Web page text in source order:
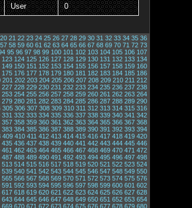
User 0
20 21 22 23 24 25 26 27 28 29 30 31 32 33 34 35 36
57 58 59 60 61 62 63 64 65 66 67 68 69 70 71 72 73
95 96 97 98 99 100 101 102 103 104 105 106 107
123 124 125 126 127 128 129 130 131 132 133 134
149 150 151 152 153 154 155 156 157 158 159 160
175 176 177 178 179 180 181 182 183 184 185 186
201 202 203 204 205 206 207 208 209 210 211 212
227 228 229 230 231 232 233 234 235 236 237 238
253 254 255 256 257 258 259 260 261 262 263 264
279 280 281 282 283 284 285 286 287 288 289 290
305 306 307 308 309 310 311 312 313 314 315 316
331 332 333 334 335 336 337 338 339 340 341 342
357 358 359 360 361 362 363 364 365 366 367 368
383 384 385 386 387 388 389 390 391 392 393 394
409 410 411 412 413 414 415 416 417 418 419 420
435 436 437 438 439 440 441 442 443 444 445 446
461 462 463 464 465 466 467 468 469 470 471 472
487 488 489 490 491 492 493 494 495 496 497 498
513 514 515 516 517 518 519 520 521 522 523 524
539 540 541 542 543 544 545 546 547 548 549 550
565 566 567 568 569 570 571 572 573 574 575 576
591 592 593 594 595 596 597 598 599 600 601 602
617 618 619 620 621 622 623 624 625 626 627 628
643 644 645 646 647 648 649 650 651 652 653 654
669 670 671 672 673 674 675 676 677 678 679 680